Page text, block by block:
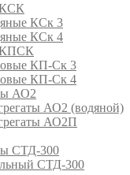
КСК
КСк 3
КСк 4
КПСК
КП-Ск 3
КП-Ск 4
АО2
АО2 (водяной)
АО2П
СТД-300
СТД-300